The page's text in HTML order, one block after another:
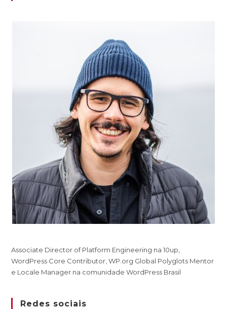
Associate Director of Platform Engineering na 10up,
WordPress Core Contributor, WP.org Global Polyglots Mentor
e Locale Manager na comunidade WordPress Brasil
Redes sociais